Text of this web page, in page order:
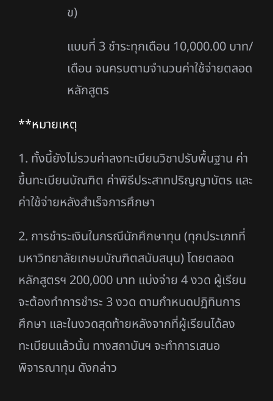
ข)
แบบที่ 3 ชําระทุกเดือน 10,000.00 บาท/
เดือน จนครบตามจํานวนค่าใช้จ่ายตลอด
หลักสูตร
**หมายเหตุ
1. ทั้งนี้ยังไม่รวมค่าลงทะเบียนวิชาปรับพื้นฐาน ค่า
ขึ้นทะเบียนบัณฑิต ค่าพิธีประสาทปริญญาบัตร และ
ค่าใช้จ่ายหลังสําเร็จการศึกษา
2. การชําระเงินในกรณีนักศึกษาทุน (ทุกประเภทที่
มหาวิทยาลัยเกษมบัณฑิตสนับสนุน) โดยตลอด
หลักสูตรฯ 200,000 บาท แบ่งจ่าย 4 งวด ผู้เรียน
จะต้องทําการชําระ 3 งวด ตามกําหนดปฏิทินการ
ศึกษา และในงวดสุดท้ายหลังจากที่ผู้เรียนได้ลง
ทะเบียนแล้วนั้น ทางสถาบันฯ จะทําการเสนอ
พิจารณาทุน ดังกล่าว